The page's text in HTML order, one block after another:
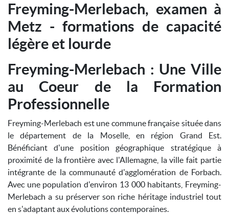
Freyming-Merlebach, examen à
Metz - formations de capacité
légère et lourde
Freyming-Merlebach : Une Ville
au Coeur de la Formation
Professionnelle
Freyming-Merlebach est une commune française située dans
le département de la Moselle, en région Grand Est.
Bénéficiant d'une position géographique stratégique à
proximité de la frontière avec l'Allemagne, la ville fait partie
intégrante de la communauté d'agglomération de Forbach.
Avec une population d'environ 13 000 habitants, Freyming-
Merlebach a su préserver son riche héritage industriel tout
en s'adaptant aux évolutions contemporaines.